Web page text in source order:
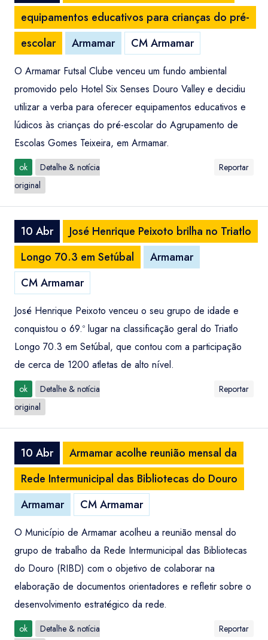
equipamentos educativos para crianças do pré-
escolar
Armamar CM Armamar
O Armamar Futsal Clube venceu um fundo ambiental
promovido pelo Hotel Six Senses Douro Valley e decidiu
utilizar a verba para oferecer equipamentos educativos e
lúdicos às crianças do pré-escolar do Agrupamento de
Escolas Gomes Teixeira, em Armamar.
ok
Detalhe & notícia
original
Reportar
10 Abr
José Henrique Peixoto brilha no Triatlo
Longo 70.3 em Setúbal
Armamar
CM Armamar
José Henrique Peixoto venceu o seu grupo de idade e
conquistou o 69.º lugar na classificação geral do Triatlo
Longo 70.3 em Setúbal, que contou com a participação
de cerca de 1200 atletas de alto nível.
ok
Detalhe & notícia
original
Reportar
10 Abr
Armamar acolhe reunião mensal da
Rede Intermunicipal das Bibliotecas do Douro
Armamar
CM Armamar
O Município de Armamar acolheu a reunião mensal do
grupo de trabalho da Rede Intermunicipal das Bibliotecas
do Douro (RIBD) com o objetivo de colaborar na
elaboração de documentos orientadores e refletir sobre o
desenvolvimento estratégico da rede.
ok
Detalhe & notícia
Reportar